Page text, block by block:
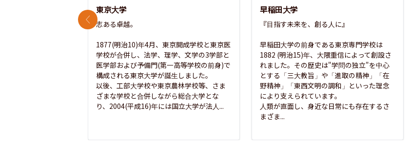
東京大学
志ある卓越。
1877(明治10)年4月、東京開成学校と東京医
学校が合併し、法学、理学、文学の3学部と
医学部および予備門(第一高等学校の前身)で
構成される東京大学が誕生しました。
以後、工部大学校や東京農林学校等、さま
ざまな学校と合併しながら総合大学とな
り、2004(平成16)年には国立大学が法人...
早稲田大学
『目指す未来を、創る人に』
早稲田大学の前身である東京専門学校は
1882 (明治15)年、大隈重信によって創設さ
れました。その歴史は"学問の独立"を中心
とする「三大教旨」や「進取の精神」「在
野精神」「東西文明の調和」といった理念
により支えられています。
人類が直面し、身近な日常にも存在するさ
まざま...
前のスライド